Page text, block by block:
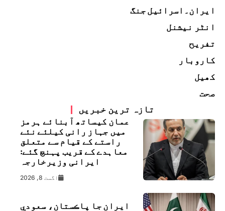
ایران۔اسرائیل جنگ
انٹر نیشنل
تفریح
کاروبار
کھیل
صحت
تازہ ترین خبریں
عمان کیساتھ آبنائے ہرمز
میں جہاز رانی کیلئے نئے
راستے کے قیام سے متعلق
معاہدے کے قریب پہنچ گئے:
ایرانی وزیرخارجہ
اگست 8, 2026
ايران جا پاڪستان، سعودي